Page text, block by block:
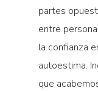
partes
entre
la confianza
autoestima.
que